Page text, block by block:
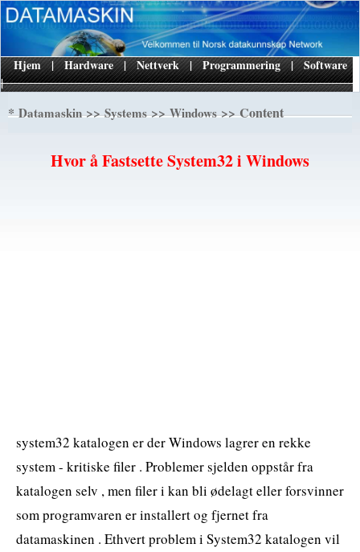
|
Hjem | Hardware | Nettverk | Programmering | Software
*Datamaskin>>Systems>>Windows>> Content
Hvor å Fastsette System32 i Windows
system32 katalogen er der Windows lagrer en rekke
system - kritiske filer . Problemer sjelden oppstår fra
katalogen selv , men filer i kan bli ødelagt eller forsvinner
som programvaren er installert og fjernet fra
datamaskinen . Ethvert problem i System32 katalogen vil